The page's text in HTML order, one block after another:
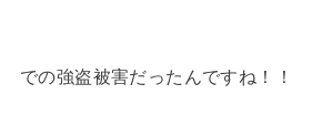
での強盗被害だったんですね！！